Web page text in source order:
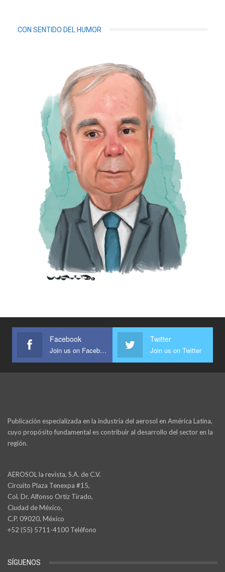
CON SENTIDO DEL HUMOR
Facebook
Join us on Facebook
Twitter
Join us on Twitter
Publicación especializada en la industria del aerosol en América Latina,
cuyo propósito fundamental es contribuir al desarrollo del sector en la
región.
AEROSOL la revista, S.A. de C.V.
Circuito Plaza Tenexpa #15,
Col. Dr. Alfonso Ortiz Tirado,
Ciudad de México,
C.P. 09020, México
+52 (55) 5711-4100 Teléfono
SÍGUENOS